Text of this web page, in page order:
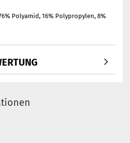
Polyamid, 16% Polypropylen, 8%